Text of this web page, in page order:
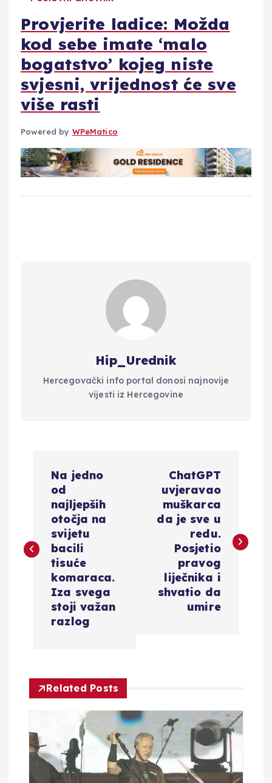
Provjerite ladice: Možda
kod sebe imate ‘malo
bogatstvo’ kojeg niste
svjesni, vrijednost će sve
više rasti
Powered by WPeMatico
Hip_Urednik
Hercegovački info portal donosi najnovije
vijesti iz Hercegovine
i
a
o
Na jedno
od
najljepših
otočja na
svijetu
bacili
tisuće
komaraca.
Iza svega
stoji važan
razlog
ChatGPT
uvjeravao
muškarca
da je sve u
redu.
Posjetio
pravog
liječnika i
shvatio da
umire
Related Posts